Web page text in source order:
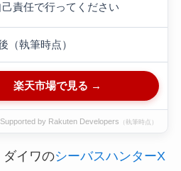
責任で行ってください
（執筆時点）
楽天市場で見る →
Supported by Rakuten Developers （執筆時点）
ダイワのシーバスハンターX